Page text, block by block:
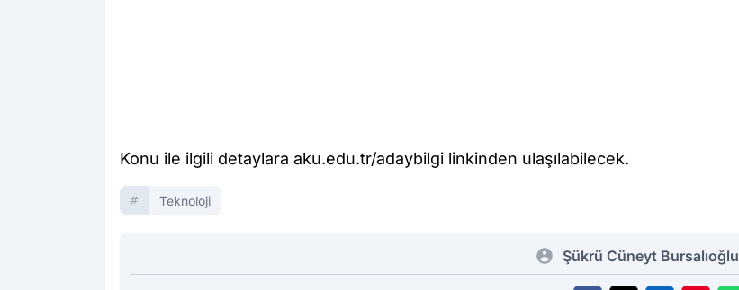
Konu ile ilgili detaylara aku.edu.tr/adaybilgi linkinden ulaşılabilecek.
Teknoloji
Şükrü Cüneyt Bursalıoğlu